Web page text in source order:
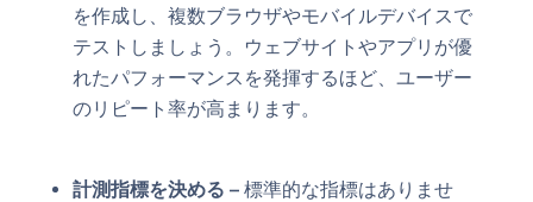
を作成し、複数ブラウザやモバイルデバイスで
テストしましょう。ウェブサイトやアプリが優
れたパフォーマンスを発揮するほど、ユーザー
のリピート率が高まります。
計測指標を決める –標準的な指標はありませ